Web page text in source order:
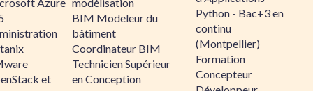
et
BIM Modeleur du
bâtiment
Coordinateur BIM
Technicien Supérieur
en Conception
Python - Bac+3 en
continu
(Montpellier)
Formation
Concepteur